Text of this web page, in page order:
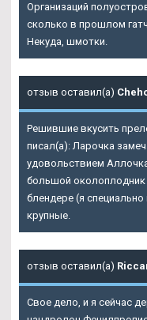
Организаций
сколько в прошлом
Некуда, шмотки.
отзыв оставил(а)
Решившие вкусить
писал(а): Ларочка
удовольствием
большой околоплодник
блендере (я
крупные.
отзыв оставил(а)
Свое дело, и я сейчас